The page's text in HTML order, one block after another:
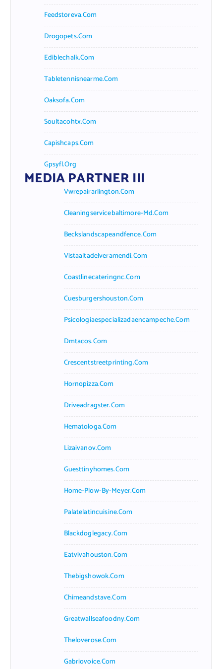
Feedstoreva.com
Drogopets.com
Ediblechalk.com
Tabletennisnearme.com
Oaksofa.com
Soultacohtx.com
Capishcaps.com
Gpsyfl.org
MEDIA PARTNER III
Vwrepairarlington.com
Cleaningservicebaltimore-Md.com
Beckslandscapeandfence.com
Vistaaltadelveramendi.com
Coastlinecateringnc.com
Cuesburgershouston.com
Psicologiaespecializadaencampeche.com
Dmtacos.com
Crescentstreetprinting.com
Hornopizza.com
Driveadragster.com
Hematologa.com
Lizaivanov.com
Guesttinyhomes.com
Home-Plow-By-Meyer.com
Palatelatincuisine.com
Blackdoglegacy.com
Eatvivahouston.com
Thebigshowok.com
Chimeandstave.com
Greatwallseafoodny.com
Theloverose.com
Gabriovoice.com